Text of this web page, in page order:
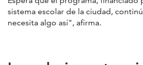
sistema escolar de la ciudad,
necesita algo así", afirma.